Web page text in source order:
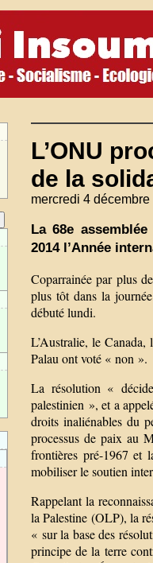
L’ONU
de la
mercredi 4 décembre
La 68e
2014 l’Année
Coparrainée par plus
plus tôt dans la
débuté lundi.
L’Australie, le
Palau ont voté « non ».
La résolution «
palestinien », et a
droits inaliénables du
processus de paix au
frontières pré-1967 et
mobiliser le soutien
Rappelant la
la Palestine (OLP), la
« sur la base des
principe de la terre